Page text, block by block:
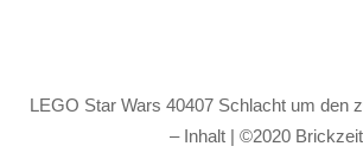
LEGO Star Wars 40407 Schlacht um den
– Inhalt | ©2020 Brickzeit